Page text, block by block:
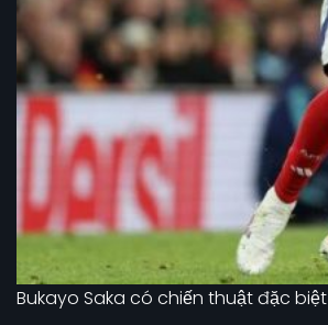
Bukayo Saka có chiến thuật đặc biệt